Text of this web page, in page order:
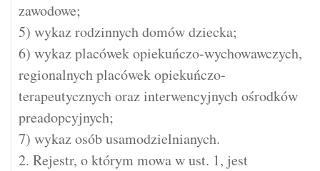
zawodowe;
5) wykaz rodzinnych domów dziecka;
6) wykaz placówek opiekuńczo-wychowawczych,
regionalnych placówek opiekuńczo-
terapeutycznych oraz interwencyjnych ośrodków
preadopcyjnych;
7) wykaz osób usamodzielnianych.
2. Rejestr, o którym mowa w ust. 1, jest